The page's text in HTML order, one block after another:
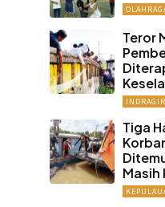
Teror
Tiga
Masih